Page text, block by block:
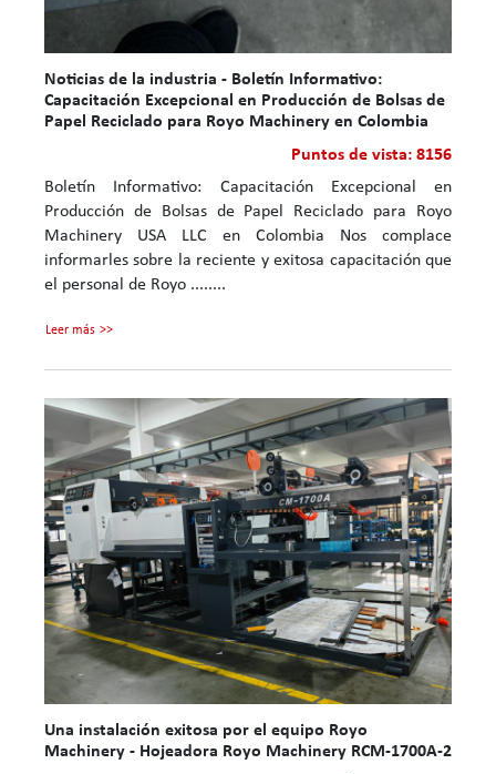
Noticias de la industria - Boletín Informativo:
Capacitación Excepcional en Producción de Bolsas de
Papel Reciclado para Royo Machinery en Colombia
Puntos de vista: 8156
Boletín Informativo: Capacitación Excepcional en
Producción de Bolsas de Papel Reciclado para Royo
Machinery USA LLC en Colombia Nos complace
informarles sobre la reciente y exitosa capacitación que
el personal de Royo ........
Leer más
Una instalación exitosa por el equipo Royo
Machinery - Hojeadora Royo Machinery RCM-1700A-2